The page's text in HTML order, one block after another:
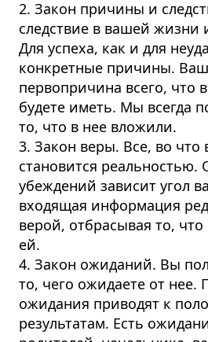
2. Закон причины и
следствие в вашей жизни
Для успеха, как и для
конкретные причины.
первопричина всего, что
будете иметь. Мы всегда
то, что в нее вложили.
3. Закон веры. Все, во что
становится
убеждений зависит угол
входящая информация
верой, отбрасывая то, что
ей.
4. Закон ожиданий. Вы
то, чего ожидаете от
ожидания приводят к
результатам. Есть